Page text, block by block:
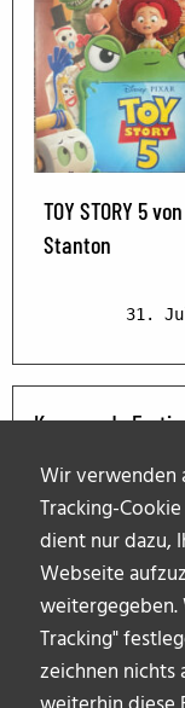
Wir verwenden
Tracking-
dient nur dazu,
Webseite
weitergegeben.
Tracking"
zeichnen nichts
TOY STORY 5
Stanton
31.
Kommende